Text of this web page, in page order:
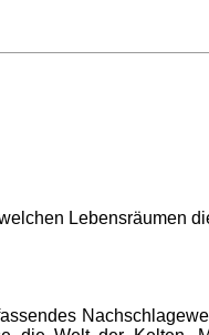
Lebensräumen